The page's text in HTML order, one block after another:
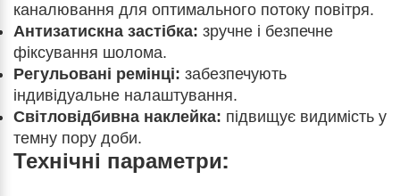
каналювання для оптимального потоку повітря.
Антизатискна застібка: зручне і безпечне
фіксування шолома.
Регульовані ремінці: забезпечують
індивідуальне налаштування.
Світловідбивна наклейка: підвищує видимість у
темну пору доби.
Технічні параметри: